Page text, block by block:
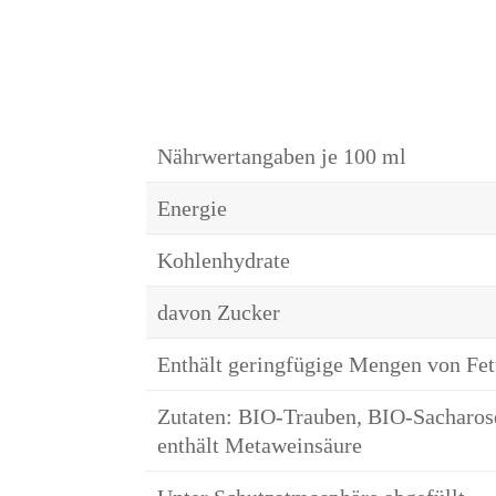
Nährwertangaben je 100 ml
Energie
Kohlenhydrate
davon Zucker
Enthält geringfügige Mengen von
Zutaten: BIO-Trauben, BIO-
enthält Metaweinsäure